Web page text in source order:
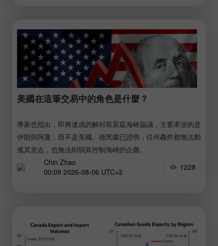
美國在這筆交易中的角色是什麼？
專家也指出，即將達成的解封荷莫茲海峽協議，主要牽涉的是
伊朗與阿曼，而不是美國。德黑蘭已證明，任何轟炸都無法動
搖其意志，也無法削弱其控制海峽的企圖。
Chin Zhao
00:09 2026-08-06 UTC+2
1228